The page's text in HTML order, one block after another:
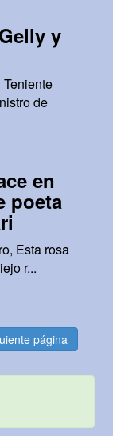
y
de
en
poeta
Esta rosa
r...
página